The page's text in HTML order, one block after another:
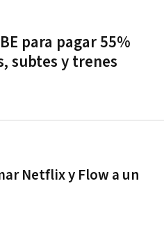
para pagar 55%
subtes y trenes
Netflix y Flow a un